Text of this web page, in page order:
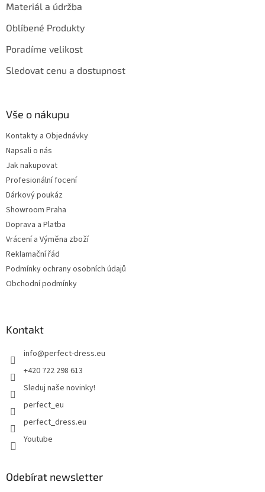
Materiál a údržba
Oblíbené Produkty
Poradíme velikost
Sledovat cenu a dostupnost
Vše o nákupu
Kontakty a Objednávky
Napsali o nás
Jak nakupovat
Profesionální focení
Dárkový poukáz
Showroom Praha
Doprava a Platba
Vrácení a Výměna zboží
Reklamační řád
Podmínky ochrany osobních údajů
Obchodní podmínky
Kontakt
info@perfect-dress.eu
+420 722 298 613
Sleduj naše novinky!
perfect_eu
perfect_dress.eu
Youtube
Odebírat newsletter